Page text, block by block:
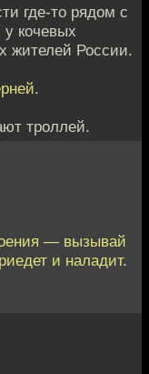
где-то рядом с
кочевых
жителей России.
троллей.
— вызывай
и наладит.